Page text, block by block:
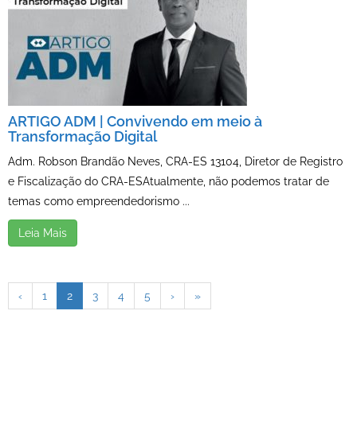
ARTIGO ADM | Convivendo em meio à
Transformação Digital
Adm. Robson Brandão Neves, CRA-ES 13104, Diretor de Registro
e Fiscalização do CRA-ESAtualmente, não podemos tratar de
temas como empreendedorismo ...
Leia Mais
‹ 1 2 3 4 5 › »